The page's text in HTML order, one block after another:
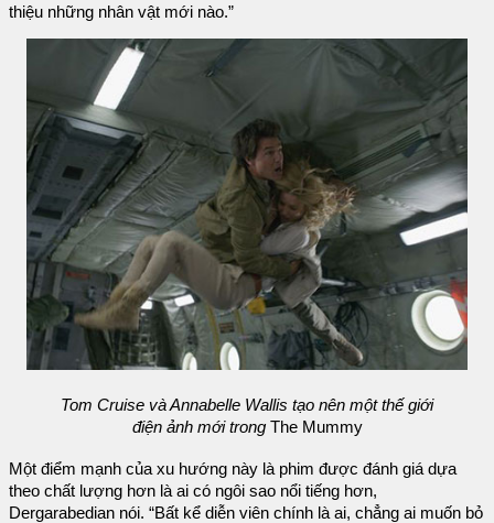
thiệu những nhân vật mới nào.”
Tom Cruise và Annabelle Wallis tạo nên một thế giới
điện ảnh mới trong The Mummy
Một điểm mạnh của xu hướng này là phim được đánh giá dựa
theo chất lượng hơn là ai có ngôi sao nổi tiếng hơn,
Dergarabedian nói. “Bất kể diễn viên chính là ai, chẳng ai muốn bỏ